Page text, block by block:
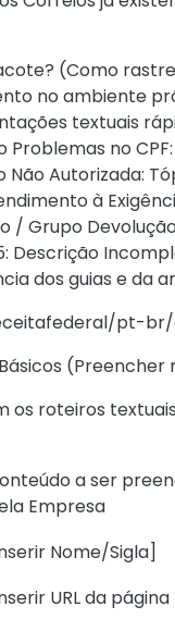
(Como
no ambiente
textuais
Problemas no
Autorizada:
à
/ Grupo
Descrição
dos guias e da
pt-
os roteiros
a ser
Empresa
Nome/Sigla]
URL da